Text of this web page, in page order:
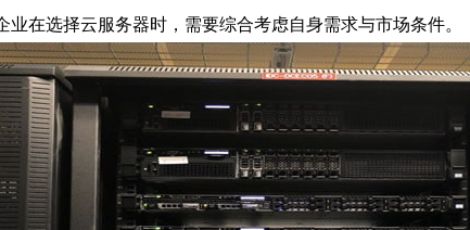
在选择云服务器时，需要综合考虑自身需求与市场条件。